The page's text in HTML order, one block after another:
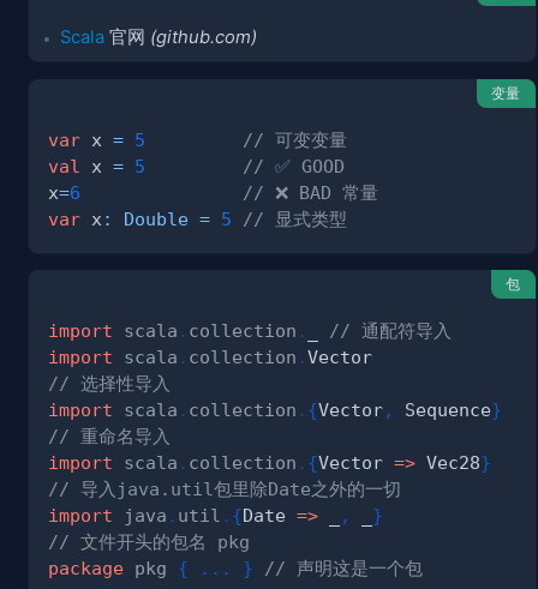
Scala 官网 (github.com)
变量
var x = 5
// 可变变量
val
x = 5
// ✅ GOOD
x=6
// ❌ BAD 常量
var x : Double = 5 // 显式类型
包
import scala . collection .
// 通配符导入
import
scala . collection .
// 选择性导入
import
scala . collection . {Vector, Sequence}
// 重命名导入
import
scala . collection . {Vector => Vec28}
// 导入java.util包里除Date之外的一切
import
java . util . {Date => ,
}
// 文件开头的包名 pkg
package pkg { . . . } // 声明这是一个包